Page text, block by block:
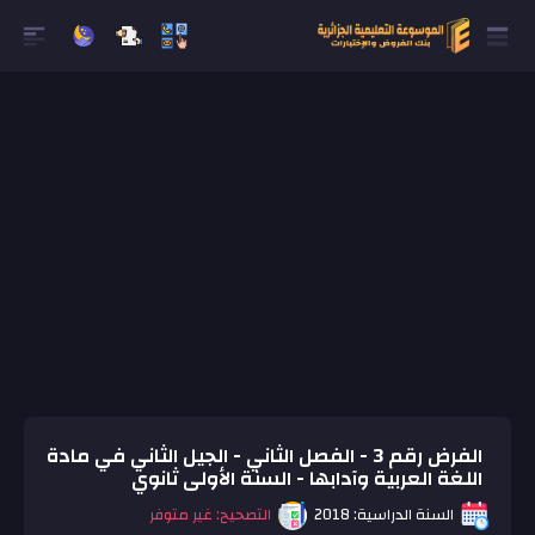
الفرض رقم 3 - الفصل الثاني - الجيل الثاني في مادة
اللغة العربية وآدابها - السنة الأولى ثانوي
السنة الدراسية: 2018 التصحيح: غير متوفر